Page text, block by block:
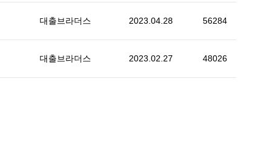
대출브라더스 2023.04.28 56284
대출브라더스 2023.02.27 48026